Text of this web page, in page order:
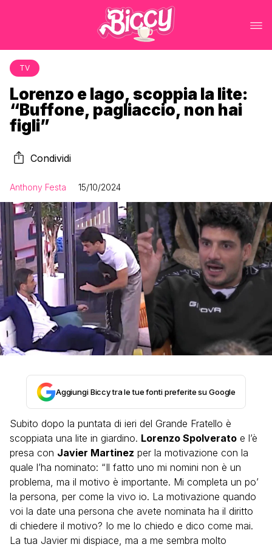
TV
Lorenzo e Iago, scoppia la lite:
“Buffone, pagliaccio, non hai
figli”
Condividi
Anthony Festa 15/10/2024
Aggiungi Biccy tra le tue fonti preferite su Google
Subito dopo la puntata di ieri del Grande Fratello è
scoppiata una lite in giardino. Lorenzo Spolverato e l’è
presa con Javier Martinez per la motivazione con la
quale l’ha nominato: “Il fatto uno mi nomini non è un
problema, ma il motivo è importante. Mi completa un po’
la persona, per come la vivo io. La motivazione quando
voi la date una persona che avete nominata ha il diritto
di chiedere il motivo? Io me lo chiedo e dico come mai.
La tua Javier mi dispiace, ma a me sembra molto